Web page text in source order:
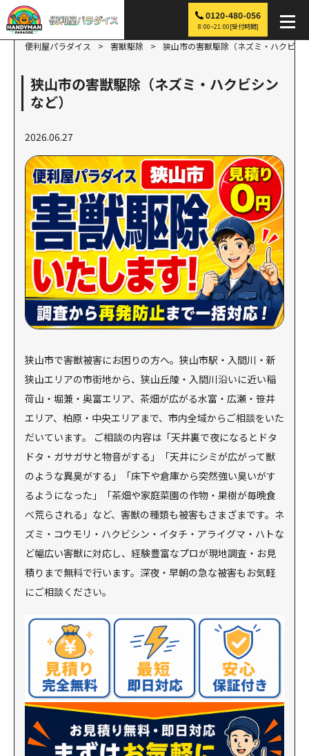
0120-480-056
8:00~21:00[受付時間]
便利屋パラダイス > 害獣駆除 > 狭山市の害獣駆除（ネズミ・ハクビシ
狭山市の害獣駆除（ネズミ・ハクビシン
など）
2026.06.27
狭山市で害獣被害にお困りの方へ。狭山市駅・入間川・新
狭山エリアの市街地から、狭山丘陵・入間川沿いに近い稲
荷山・堀兼・奥富エリア、茶畑が広がる水富・広瀬・笹井
エリア、柏原・中央エリアまで、市内全域からご相談をいた
だいています。 ご相談の内容は「天井裏で夜になるとドタ
ドタ・ガサガサと物音がする」「天井にシミが広がって獣
のような異臭がする」「床下や倉庫から突然強い臭いがす
るようになった」「茶畑や家庭菜園の作物・果樹が毎晩食
べ荒らされる」など、害獣の種類も被害もさまざまです。ネ
ズミ・コウモリ・ハクビシン・イタチ・アライグマ・ハトな
ど幅広い害獣に対応し、経験豊富なプロが現地調査・お見
積りまで無料で行います。深夜・早朝の急な被害もお気軽
にご相談ください。